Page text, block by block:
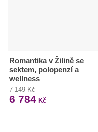
Romantika v Žilině se
sektem, polopenzí a
wellness
7 149 Kč
6 784 Kč